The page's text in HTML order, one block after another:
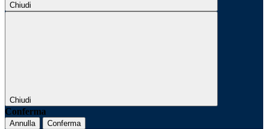
Chiudi
Chiudi
Conferma
Annulla Conferma